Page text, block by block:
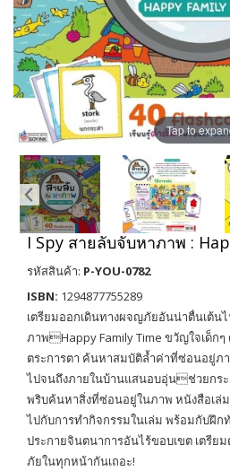
Tap to
I Spy สายลับจับหาภาพ :
รหัสสินค้า: P-YOU-0782
ISBN: 1294877755289
เตรียมออกเดินทางผจญภัยอันน่าตื่นเต้น
ภาพHappy Family Time ขวัญใจเด็ก
ตระการตา ค้นหาสมบัติล้ำค่าที่ซ่อนอยู่ภ
ไปจนถึงภายในบ้านแสนอบอุ่นช่วยกระ
พริบค้นหาสิ่งที่ซ่อนอยู่ในภาพ หนังสือเล่
ไปกับการทำกิจกรรมในเล่ม พร้อมกับฝึก
ประกายจินตนาการอันไร้ขอบเขต เตรีย
ภัยในทุกหน้ากันเถอะ!